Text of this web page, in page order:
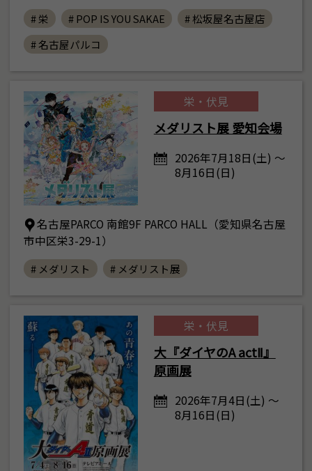
# 栄 # POP IS YOU SAKAE
# 松坂屋名古屋店
# 名古屋パルコ
栄・伏見
メダリスト展 愛知会場
2026年7月18日(土) ～
8月16日(日)
名古屋PARCO 南館9F PARCO HALL（愛知県名古屋
市中区栄3-29-1）
# メダリスト # メダリスト展
栄・伏見
大『ダイヤのA actⅡ』
原画展
2026年7月4日(土) ～
8月16日(日)